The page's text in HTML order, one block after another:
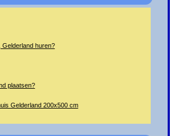
Gelderland huren?
plaatsen?
Gelderland 200x500 cm